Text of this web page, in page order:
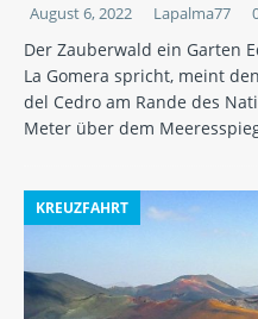
August 6, 2022 Lapalma77
Der Zauberwald ein Garten
La Gomera spricht, meint
del Cedro am Rande des
Meter über dem
KREUZFAHRT